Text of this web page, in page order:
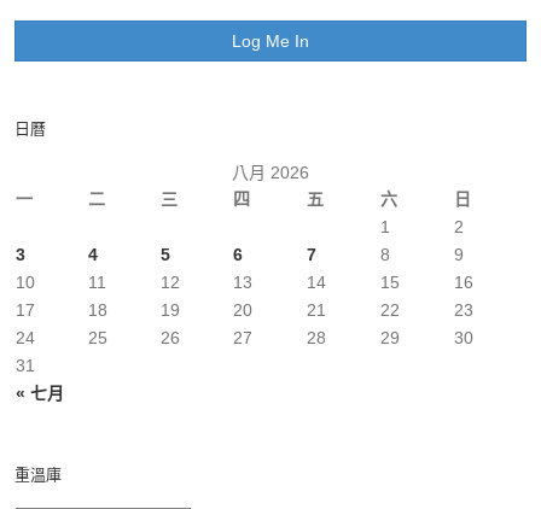
日曆
八月 2026
一
二 三 四 五 六 日
« 七月
1
2
3
4 5 6 7 8
9
10
11 12 13 14 15
16
17
18 19 20 21 22
23
24
25 26 27 28 29
30
31
重溫庫